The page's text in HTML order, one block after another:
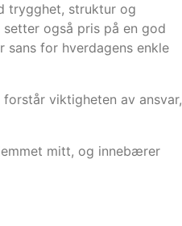
trygghet, struktur og
også pris på en god
for hverdagens enkle
viktigheten av ansvar,
mitt, og innebærer